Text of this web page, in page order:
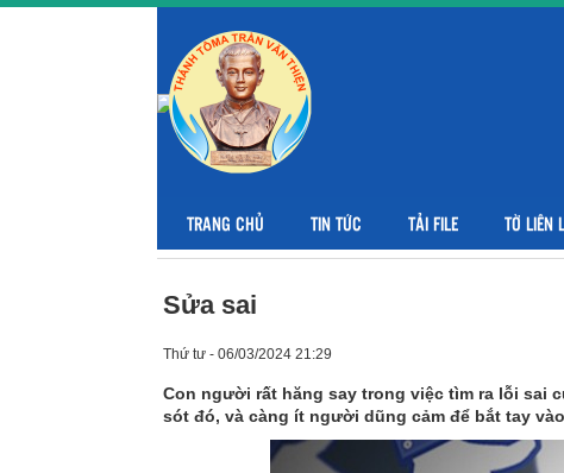
TRANG CHỦ TIN TỨC TẢI FILE TỜ LIÊN
Sửa sai
Thứ tư - 06/03/2024 21:29
Con người rất hăng say trong việc tìm ra lỗi sai
sót đó, và càng ít người dũng cảm để bắt tay